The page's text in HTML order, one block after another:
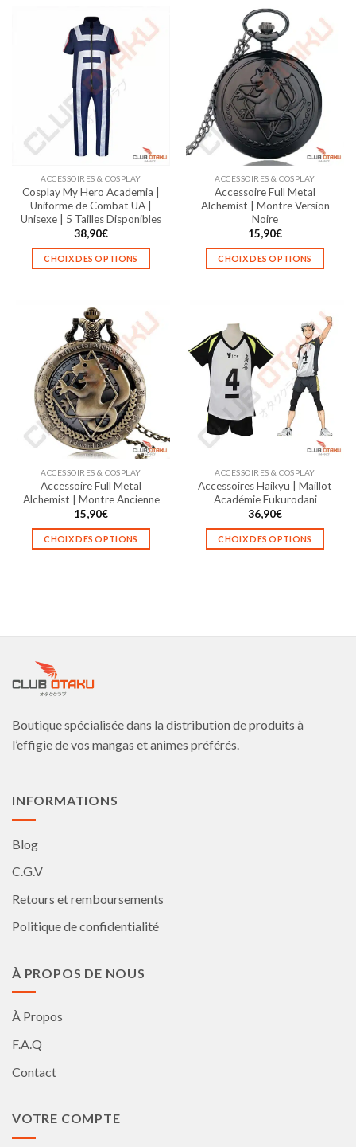
a
plusieurs
variations.
Les
options
peuvent
être
choisies
sur
page
du
produit
a
plusieurs
variations.
Les
options
peuvent
être
choisies
sur
la
page
du
produit
ACCESSOIRES & COSPLAY
Cosplay My Hero Academia |
Uniforme de Combat UA |
Unisexe | 5 Tailles Disponibles
38,90€
CHOIX DES OPTIONS
a
plusieurs
variations.
Les
options
peuvent
être
choisies
sur
la
page
du
produit
ACCESSOIRES & COSPLAY
Accessoire Full Metal
Alchemist | Montre Version
Noire
15,90€
CHOIX DES OPTIONS
plusieurs
variations.
Les
options
peuvent
choisies
page
du
produit
ACCESSOIRES & COSPLAY
Accessoire Full Metal
Alchemist | Montre Ancienne
15,90€
CHOIX DES OPTIONS
Les
être
sur
la
ACCESSOIRES & COSPLAY
Accessoires Haikyu | Maillot
Académie Fukurodani
36,90€
CHOIX DES OPTIONS
Les
sur
Boutique spécialisée dans la distribution de produits à
l’effigie de vos mangas et animes préférés.
INFORMATIONS
Blog
C.G.V
Retours et remboursements
Politique de confidentialité
À PROPOS DE NOUS
À Propos
F.A.Q
Contact
VOTRE COMPTE